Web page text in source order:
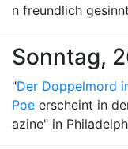
n freundlich
Sonntag,
"Der Doppelmord
Poe erscheint in
azine" in